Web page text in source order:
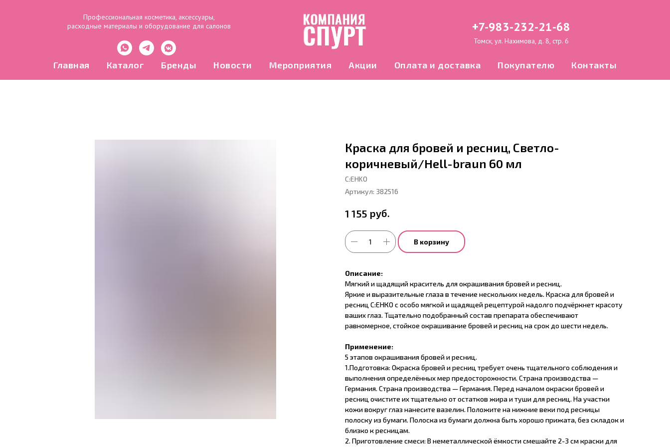
Профессиональная косметика, аксессуары,
расходные материалы и оборудование для салонов
+7-983-232-21-68
Томск, ул. Нахимова, д. 8, стр. 6
Главная Каталог Бренды Новости Мероприятия Акции Оплата и доставка Покупателю Контакты
Краска для бровей и ресниц, Светло-
коричневый/Hell-braun 60 мл
С:EHKO
Артикул: 382516
1 155 руб.
В корзину
Описание:
Мягкий и щадящий краситель для окрашивания бровей и ресниц.
Яркие и выразительные глаза в течение нескольких недель. Краска для бровей и
ресниц С:ЕНКО с особо мягкой и щадящей рецептурой надолго подчёркнет красоту
ваших глаз. Тщательно подобранный состав препарата обеспечивают
равномерное, стойкое окрашивание бровей и ресниц на срок до шести недель.
Применение:
5 этапов окрашивания бровей и ресниц.
1.Подготовка: Окраска бровей и ресниц требует очень тщательного соблюдения и
выполнения определённых мер предосторожности. Страна производства —
Германия. Страна производства — Германия. Перед началом окраски бровей и
ресниц очистите их тщательно от остатков жира и туши для ресниц. На участки
кожи вокруг глаз нанесите вазелин. Положите на нижние веки под ресницы
полоску из бумаги. Полоска из бумаги должна быть хорошо прижата, без складок и
близко к ресницам.
2. Приготовление смеси: В неметаллической ёмкости смешайте 2-3 см краски для